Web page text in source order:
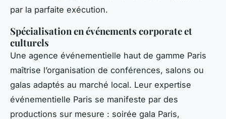
par la parfaite exécution.
Spécialisation en événements corporate et
culturels
Une agence événementielle haut de gamme Paris
maîtrise l’organisation de conférences, salons ou
galas adaptés au marché local. Leur expertise
événementielle Paris se manifeste par des
productions sur mesure : soirée gala Paris,